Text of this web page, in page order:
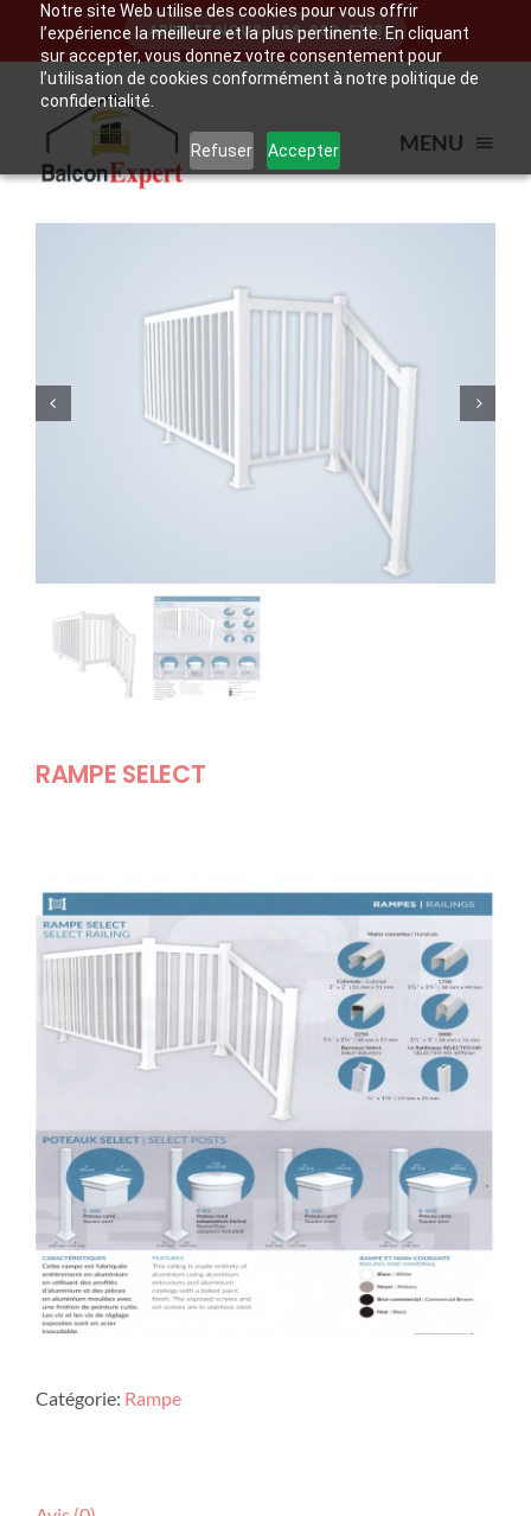
Notre site Web utilise des cookies pour vous offrir
l’expérience la meilleure et la plus pertinente. En cliquant
sur accepter, vous donnez votre consentement pour
l’utilisation de cookies conformément à notre politique de
confidentialité.
Refuser Accepter
content
APPELEZ NOUS: 438-930-5133
MENU
RAMPE
CATALOGUE
RAMPE SELECT
Catégorie: Rampe